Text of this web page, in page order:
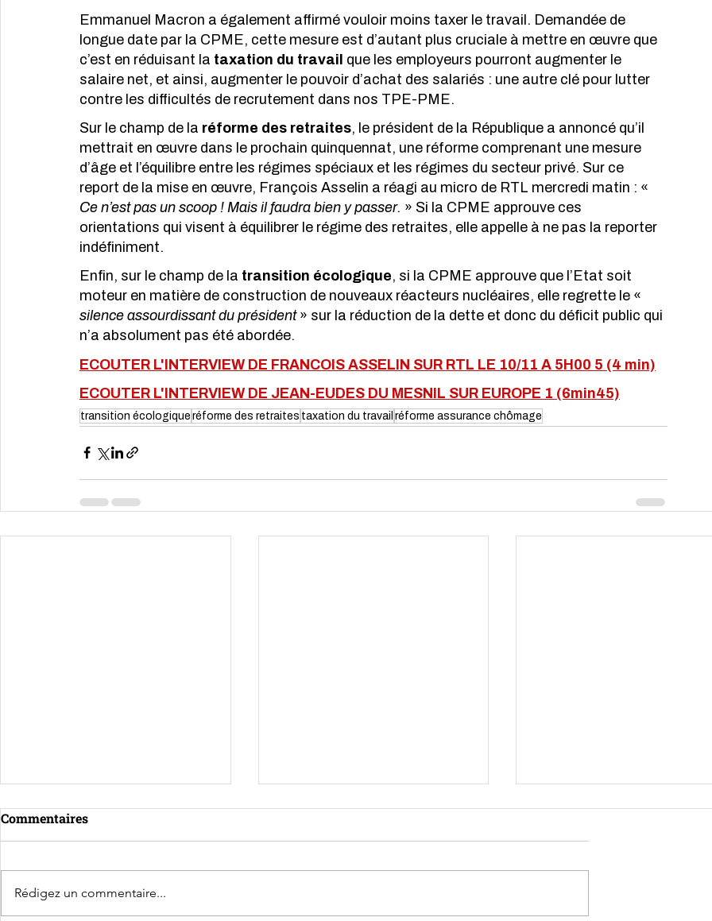
Emmanuel Macron a également affirmé vouloir moins taxer le travail. Demandée de
longue date par la CPME, cette mesure est d’autant plus cruciale à mettre en œuvre que
c’est en réduisant la taxation du travail que les employeurs pourront augmenter le
salaire net, et ainsi, augmenter le pouvoir d’achat des salariés : une autre clé pour lutter
contre les difficultés de recrutement dans nos TPE-PME.
Sur le champ de la réforme des retraites, le président de la République a annoncé qu’il
mettrait en œuvre dans le prochain quinquennat, une réforme comprenant une mesure
d’âge et l’équilibre entre les régimes spéciaux et les régimes du secteur privé. Sur ce
report de la mise en œuvre, François Asselin a réagi au micro de RTL mercredi matin : «
Ce n’est pas un scoop ! Mais il faudra bien y passer. » Si la CPME approuve ces
orientations qui visent à équilibrer le régime des retraites, elle appelle à ne pas la reporter
indéfiniment.
Enfin, sur le champ de la transition écologique, si la CPME approuve que l’Etat soit
moteur en matière de construction de nouveaux réacteurs nucléaires, elle regrette le «
silence assourdissant du président » sur la réduction de la dette et donc du déficit public qui
n’a absolument pas été abordée.
ECOUTER L'INTERVIEW DE FRANCOIS ASSELIN SUR RTL LE 10/11 A 5H00 5 (4 min)
ECOUTER L'INTERVIEW DE JEAN-EUDES DU MESNIL SUR EUROPE 1 (6min45)
transition écologique réforme des retraites taxation du travail réforme assurance chômage
Commentaires
Rédigez un commentaire...